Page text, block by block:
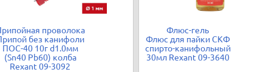
проволока
без канифоли
ПОС-40 10г d1.0мм
(Sn40 Pb60) колба
Rexant 09-3092
Флюс-гель
Флюс для пайки СКФ
спирто-канифольный
30мл Rexant 09-3640